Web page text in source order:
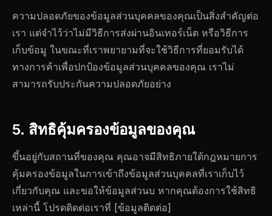
ความปลอดภัยของข้อมูลส่วนบุคคลของคุณเป็นสิ่งสำคัญต่อ
เรา แต่จำไว้ว่าไม่มีวิธีการส่งผ่านอินเทอร์เน็ต หรือวิธีการ
เก็บข้อมู ในขณะที่เราพยายามที่จะใช้วิธีการที่ยอมรับได้
ทางการค้าเพื่อปกป้องข้อมูลส่วนบุคคลของคุณ เราไม่
สามารถรับประกันความปลอดภัยอย่าง
5. สิทธิคุ้มครองข้อมูลของคุณ
ขึ้นอยู่กับสถานที่ของคุณ คุณอาจมีสิทธิภายใต้กฎหมายการ
คุ้มครองข้อมูลในการเข้าถึงข้อมูลส่วนบุคคลที่เราเก็บไว้
เกี่ยวกับคุณ และขอให้ข้อมูลส่วนบ หากคุณต้องการใช้สิทธิ
เหล่านี้ โปรดติดต่อเราที่ [ข้อมูลติดต่อ]